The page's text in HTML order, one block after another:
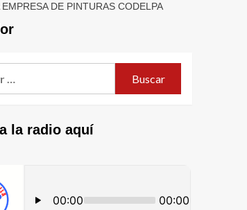
DE PINTURAS CODELPA
la radio aquí